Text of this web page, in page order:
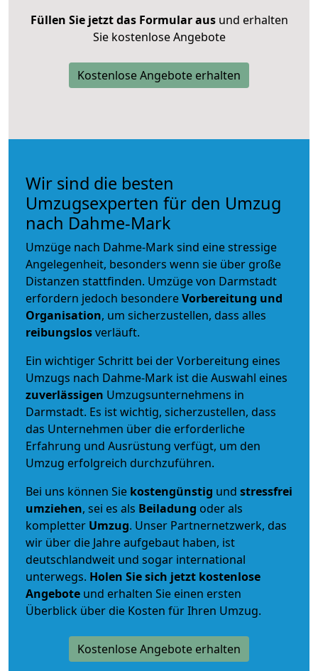
Füllen Sie jetzt das Formular ausund erhalten
Sie kostenlose Angebote
Kostenlose Angebote erhalten
Wir sind die besten
Umzugsexperten für den Umzug
nach Dahme-Mark
Umzüge nach Dahme-Mark sind eine stressige
Angelegenheit, besonders wenn sie über große
Distanzen stattfinden. Umzüge von Darmstadt
erfordern jedoch besondereVorbereitung und
Organisation, um sicherzustellen, dass alles
reibungslosverläuft.
Ein wichtiger Schritt bei der Vorbereitung eines
Umzugs nach Dahme-Mark ist die Auswahl eines
zuverlässigen Umzugsunternehmens in
Darmstadt. Es ist wichtig, sicherzustellen, dass
das Unternehmen über die erforderliche
Erfahrung und Ausrüstung verfügt, um den
Umzug erfolgreich durchzuführen.
Bei uns können Sie kostengünstig und stressfrei
umziehen, sei es als Beiladung oder als
kompletter Umzug. Unser Partnernetzwerk, das
wir über die Jahre aufgebaut haben, ist
deutschlandweit und sogar international
unterwegs. Holen Sie sich jetzt kostenlose
Angebote und erhalten Sie einen ersten
Überblick über die Kosten für Ihren Umzug.
Kostenlose Angebote erhalten